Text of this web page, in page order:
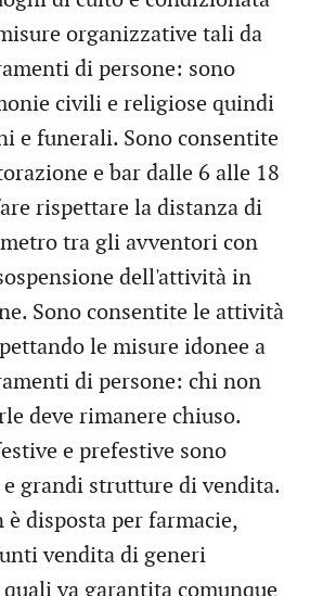
organizzative tali da
di persone: sono
civili e religiose quindi
e funerali. Sono consentite
e bar dalle 6 alle 18
rispettare la distanza di
tra gli avventori con
dell'attività in
Sono consentite le attività
le misure idonee a
di persone: chi non
deve rimanere chiuso.
e prefestive sono
e grandi strutture di vendita.
è disposta per farmacie,
vendita di generi